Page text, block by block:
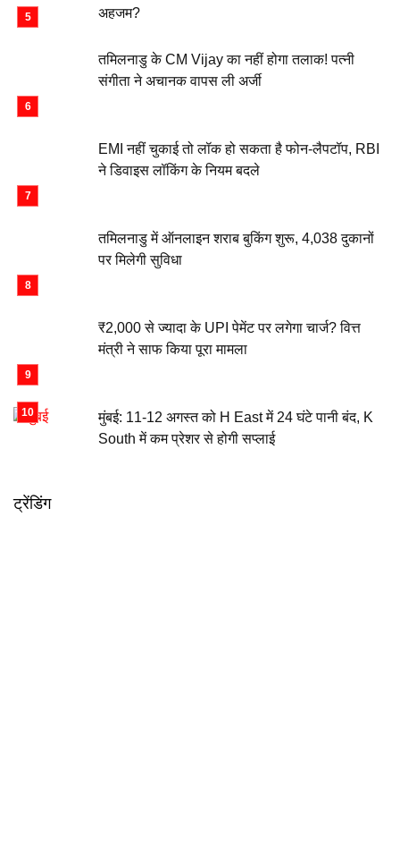
अहजम?
तमिलनाडु के CM Vijay का नहीं होगा तलाक! पत्नी
संगीता ने अचानक वापस ली अर्जी
EMI नहीं चुकाई तो लॉक हो सकता है फोन-लैपटॉप, RBI
ने डिवाइस लॉकिंग के नियम बदले
तमिलनाडु में ऑनलाइन शराब बुकिंग शुरू, 4,038 दुकानों
पर मिलेगी सुविधा
₹2,000 से ज्यादा के UPI पेमेंट पर लगेगा चार्ज? वित्त
मंत्री ने साफ किया पूरा मामला
मुंबई: 11-12 अगस्त को H East में 24 घंटे पानी बंद, K
South में कम प्रेशर से होगी सप्लाई
ट्रेंडिंग